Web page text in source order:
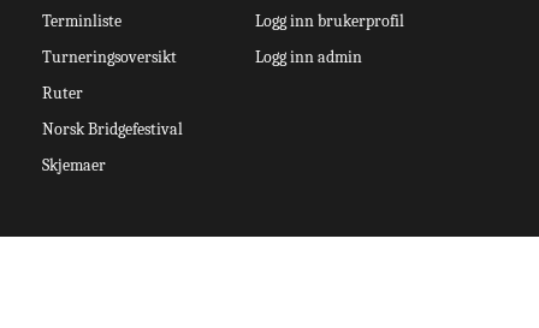
Terminliste
Turneringsoversikt
Ruter
Norsk Bridgefestival
Skjemaer
Logg inn brukerprofil
Logg inn admin